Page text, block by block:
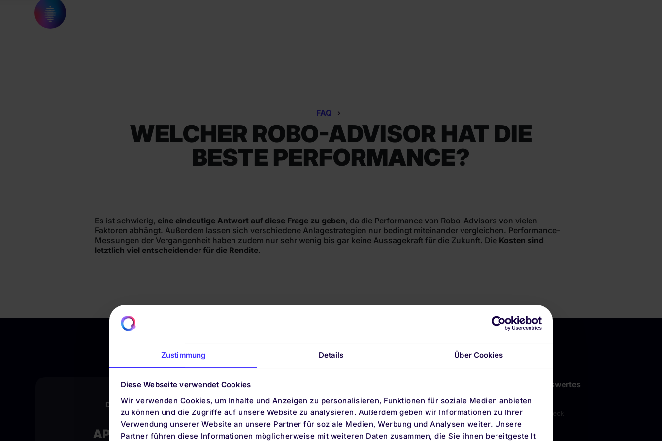
Zustimmung Details Über Cookies
Diese Webseite verwendet Cookies
Wir verwenden Cookies, um Inhalte und Anzeigen zu personalisieren, Funktionen für soziale Medien anbieten
zu können und die Zugriffe auf unsere Website zu analysieren. Außerdem geben wir Informationen zu Ihrer
Verwendung unserer Website an unsere Partner für soziale Medien, Werbung und Analysen weiter. Unsere
Partner führen diese Informationen möglicherweise mit weiteren Daten zusammen, die Sie ihnen bereitgestellt
FAQ
WELCHER ROBO-ADVISOR HAT DIE
BESTE PERFORMANCE?
Es ist schwierig, eine eindeutige Antwort auf diese Frage zu geben, da die Performance von Robo-Advisors von vielen
Faktoren abhängt. Außerdem lassen sich verschiedene Anlagestrategien nur bedingt miteinander vergleichen. Performance-
Messungen der Vergangenheit haben zudem nur sehr wenig bis gar keine Aussagekraft für die Zukunft. Die Kosten sind
letztlich viel entscheidender für die Rendite.
DIE QUIRION APP
BLEIBE
APP-TO-DATE
Altersvorsorgedepot
ETF-Sparplan
Notgroschen
Über uns
Auszeichnungen
KI-Vermögensberater
Wissenswertes
FAQ
Depot-Check